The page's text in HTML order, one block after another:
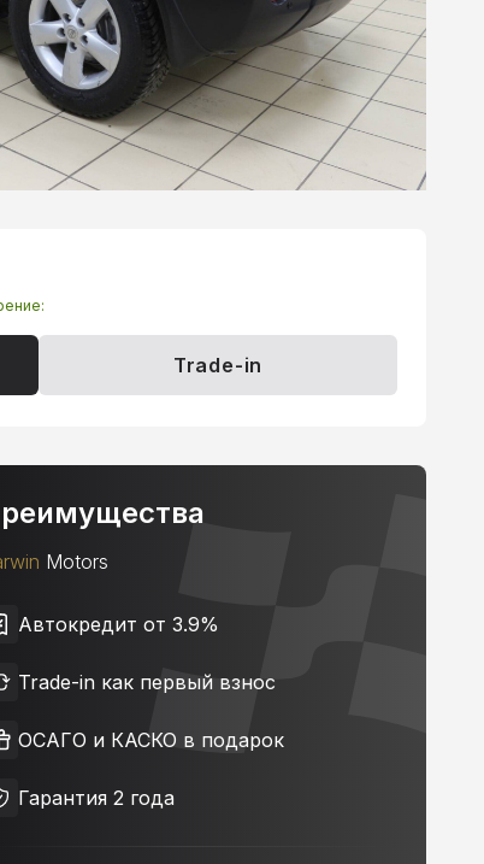
Trade-in
Motors
Автокредит от 3.9%
Trade-in как первый взнос
ОСАГО и КАСКО в подарок
Гарантия 2 года